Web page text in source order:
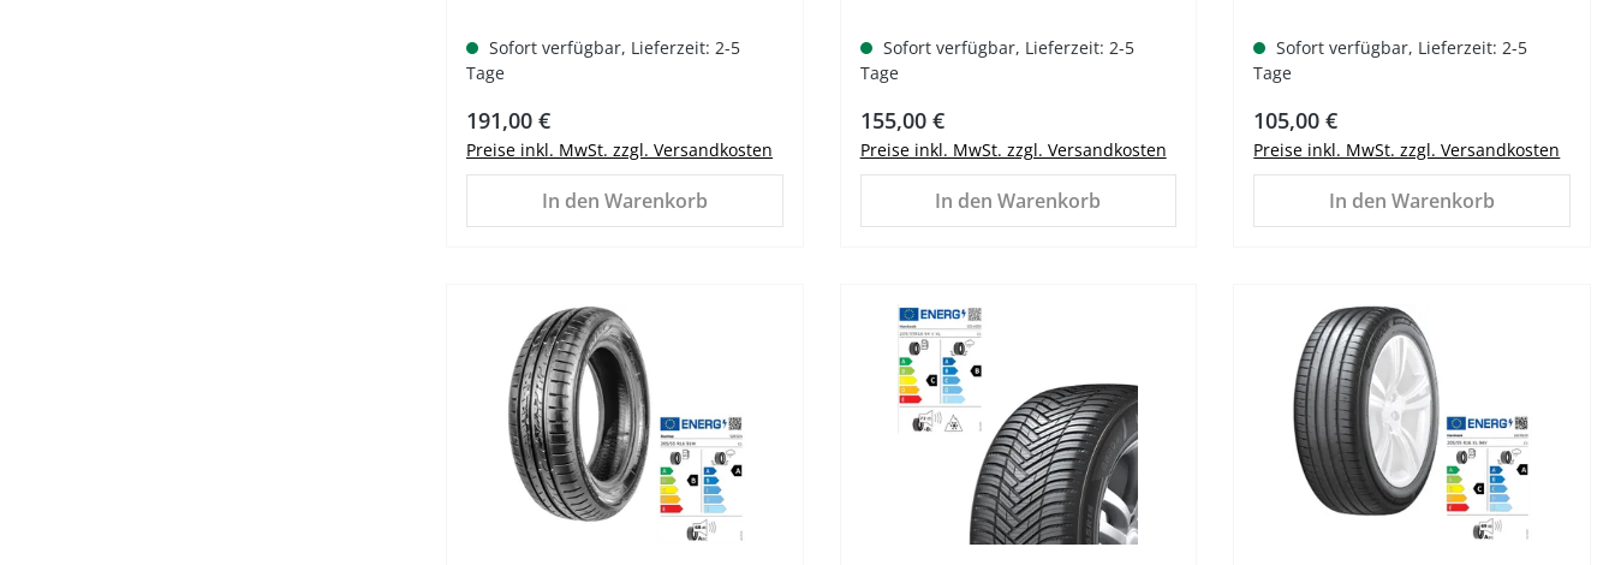
Sofort verfügbar, Lieferzeit: 2-5
Tage
Regulärer Preis:
191,00 €
Preise inkl. MwSt. zzgl. Versandkosten
In den Warenkorb
Sofort verfügbar, Lieferzeit: 2-5
Tage
Regulärer Preis:
155,00 €
Preise inkl. MwSt. zzgl. Versandkosten
In den Warenkorb
Sofort verfügbar, Lieferzeit: 2-5
Tage
Regulärer Preis:
105,00 €
Preise inkl. MwSt. zzgl. Versandkosten
In den Warenkorb